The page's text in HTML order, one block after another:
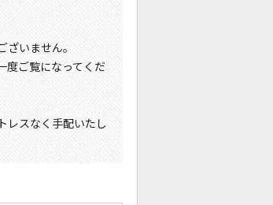
ざいません。
度ご覧になってくだ
レスなく手配いたし